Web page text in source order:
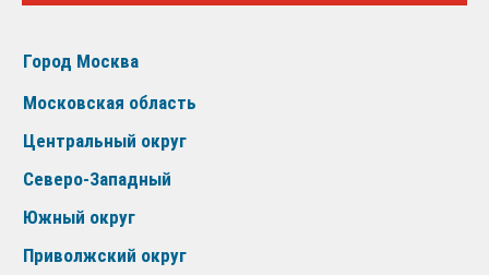
Город Москва
Московская область
Центральный округ
Северо-Западный
Южный округ
Приволжский округ